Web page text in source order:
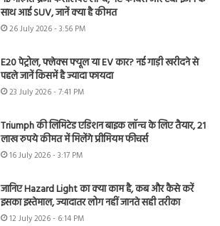
साथ आई SUV, जानें क्या है कीमत
26 July 2026 - 3:56 PM
E20 पेट्रोल, फ्लेक्स फ्यूल या EV कार? नई गाड़ी खरीदने से
पहले जानें किसमें है ज्यादा फायदा
23 July 2026 - 7:41 PM
Triumph की लिमिटेड एडिशन बाइक लॉन्च के लिए तैयार, 21
लाख रुपये कीमत में मिलेंगे प्रीमियम फीचर्स
16 July 2026 - 3:17 PM
जानिए Hazard Light का क्या काम है, कब और कैसे करें
इसका इस्तेमाल, ज्यादातर लोग नहीं जानते सही तरीका
12 July 2026 - 6:14 PM